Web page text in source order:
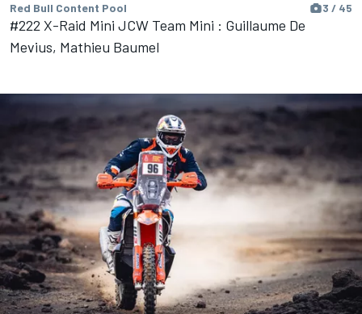
Red Bull Content Pool 3 / 45
#222 X-Raid Mini JCW Team Mini : Guillaume De
Mevius, Mathieu Baumel